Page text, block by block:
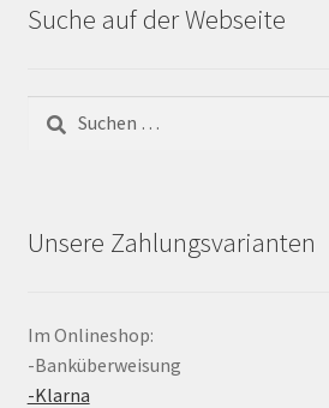
Suche auf der Webseite
Suchen
nach:
Unsere Zahlungsvarianten
Im Onlineshop:
-Banküberweisung
-Klarna